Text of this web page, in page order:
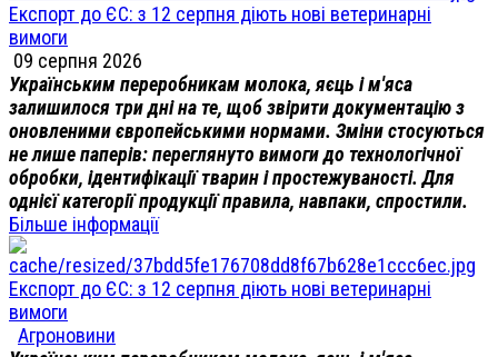
Експорт до ЄС: з 12 серпня діють нові ветеринарні
вимоги
09 серпня 2026
Українським переробникам молока, яєць і м'яса
залишилося три дні на те, щоб звірити документацію з
оновленими європейськими нормами. Зміни стосуються
не лише паперів: переглянуто вимоги до технологічної
обробки, ідентифікації тварин і простежуваності. Для
однієї категорії продукції правила, навпаки, спростили.
Більше інформації
Експорт до ЄС: з 12 серпня діють нові ветеринарні
вимоги
Агроновини